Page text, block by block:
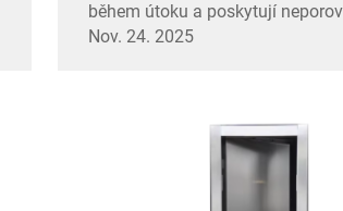
během útoku a poskytují
ochranu. Dozvědět se více.
Nov. 24. 2025